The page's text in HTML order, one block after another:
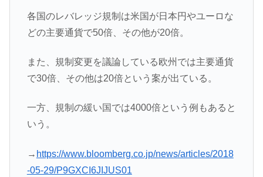
各国のレバレッジ規制は米国が日本円やユーロな
どの主要通貨で50倍、その他が20倍。
また、規制変更を議論している欧州では主要通貨
で30倍、その他は20倍という案が出ている。
一方、規制の緩い国では4000倍という例もあると
いう。
→ https://www.bloomberg.co.jp/news/articles/2018
-05-29/P9GXCI6JIJUS01